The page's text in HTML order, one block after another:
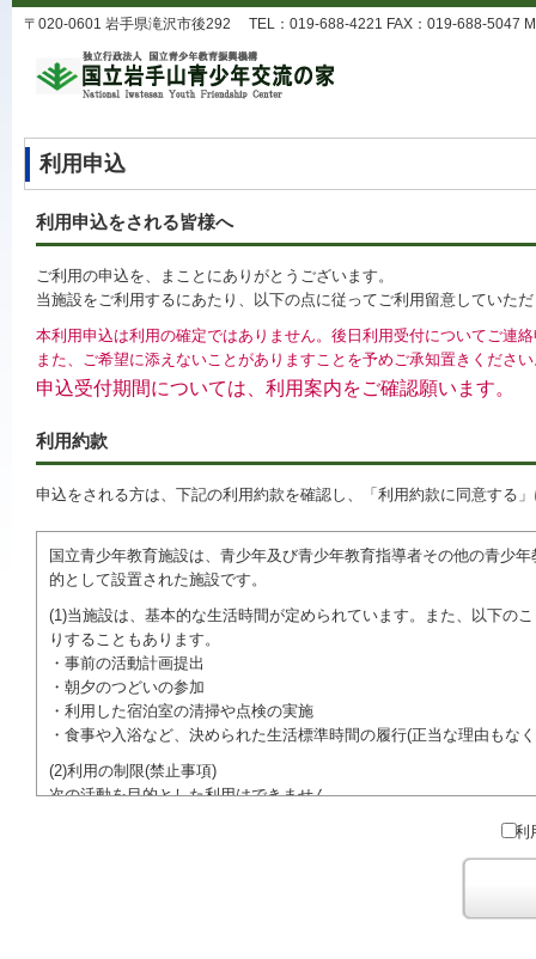
〒020-0601 岩手県滝沢市後292 TEL：019-688-4221 FAX：019-688-5047
利用申込
利用申込をされる皆様へ
ご利用の申込を、まことにありがとうございます。
当施設をご利用するにあたり、以下の点に従ってご利用留意していた
本利用申込は利用の確定ではありません。後日利用受付についてご連
また、ご希望に添えないことがありますことを予めご承知置きくださ
申込受付期間については、利用案内をご確認願います。
利用約款
申込をされる方は、下記の利用約款を確認し、「利用約款に同意する
国立青少年教育施設は、青少年及び青少年教育指導者その他の青少
的として設置された施設です。
(1)当施設は、基本的な生活時間が定められています。また、以下の
りすることもあります。
・事前の活動計画提出
・朝夕のつどいの参加
・利用した宿泊室の清掃や点検の実施
・食事や入浴など、決められた生活標準時間の履行(正当な理由も
(2)利用の制限(禁止事項)
次の活動を目的とした利用はできません。
●特定の政党を支持、またはこれに反対するための政治教育その他の
●特定の宗教を支持、またはこれに反対するための宗教教育その他
域での勧誘活動を行ったり、自らの団体の活動をアピールする活動等)
利